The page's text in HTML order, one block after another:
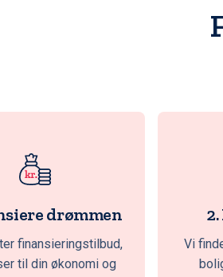
drømmen
finansieringstilbud,
til din økonomi og
Vi